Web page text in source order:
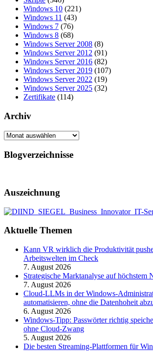
Windows 10 (221)
Windows 11 (43)
Windows 7 (76)
Windows 8 (68)
Windows Server 2008 (8)
Windows Server 2012 (91)
Windows Server 2016 (82)
Windows Server 2019 (107)
Windows Server 2022 (19)
Windows Server 2025 (32)
Zertifikate (114)
Archiv
Archiv
Blogverzeichnisse
Auszeichnung
Aktuelle Themen
Kann VR wirklich die Produktivität
Arbeitswelten im Check
7. August 2026
Strategische Marktanalyse auf höchstem
7. August 2026
Cloud-LLMs in der Windows-
automatisieren, ohne die Datenhoheit
6. August 2026
Windows-Tipp: Passwörter richtig
ohne Cloud-Zwang
5. August 2026
Die besten Streaming-Plattformen für